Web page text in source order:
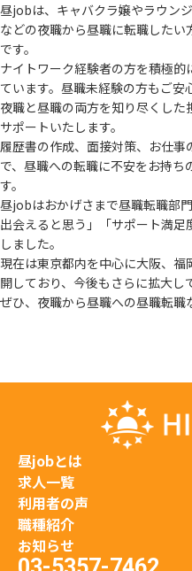
昼jobは、キャバクラ嬢やラウン
などの夜職から昼職に転職したい
です。
ナイトワーク経験者の方を積極
ています。 昼職未経験の方もご安
夜職と昼職の両方を知り尽くし
サポートいたします。
履歴書の作成、面接対策、お仕
で、 昼職への転職に不安をお持ち
す。
昼jobはおかげさまで昼職転職部
出会えると思う」
「サポート満
しました。
現在は東京都内を中心に大阪、
開しており、 今後もさらに拡大し
ぜひ、夜職から昼職への昼職転職
昼jobとは
求人一覧
利用者の声
職種紹介
お知らせ